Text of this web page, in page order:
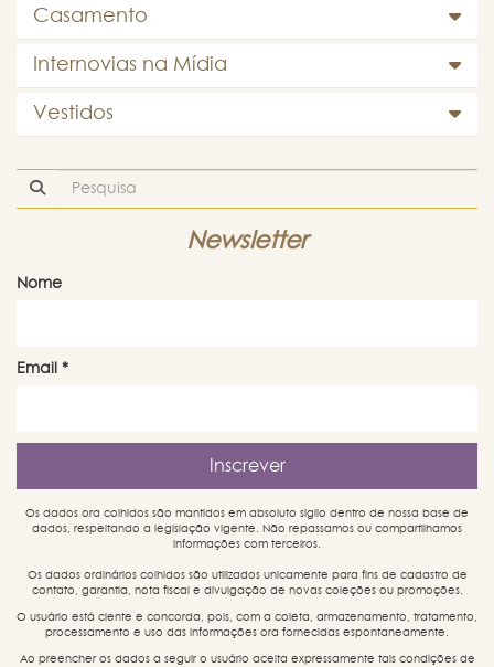
Casamento
Internovias na Mídia
Vestidos
Newsletter
Nome
Email *
Os dados ora colhidos são mantidos em absoluto sigilo dentro de nossa base de
dados, respeitando a legislação vigente. Não repassamos ou compartilhamos
informações com terceiros.
Os dados ordinários colhidos são utilizados unicamente para fins de cadastro de
contato, garantia, nota fiscal e divulgação de novas coleções ou promoções.
O usuário está ciente e concorda, pois, com a coleta, armazenamento, tratamento,
processamento e uso das informações ora fornecidas espontaneamente.
Ao preencher os dados a seguir o usuário aceita expressamente tais condições de